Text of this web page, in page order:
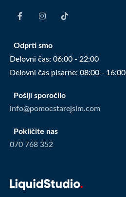
Odprti smo
Delovni čas: 06:00 - 22:00
Delovni čas pisarne: 08:00 - 16:00
Pošlji sporočilo
info@pomocstarejsim.com
Pokličite nas
070 768 352